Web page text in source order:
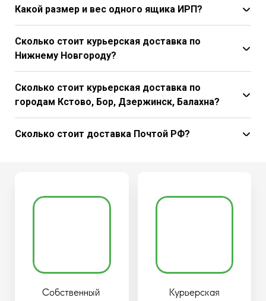
Какой размер и вес одного ящика ИРП?
Сколько стоит курьерская доставка по
Нижнему Новгороду?
Сколько стоит курьерская доставка по
городам Кстово, Бор, Дзержинск, Балахна?
Сколько стоит доставка Почтой РФ?
Собственный
Курьерская